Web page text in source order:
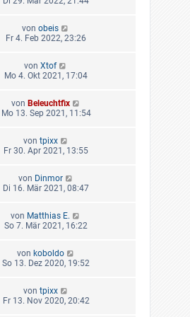
vonobeis
Fr 4. Feb 2022, 23:26
vonXtof
Mo 4. Okt 2021, 17:04
von Beleuchtfix
Mo 13. Sep 2021, 11:54
von tpixx
Fr 30. Apr 2021, 13:55
von Dinmor
Di 16. Mär 2021, 08:47
von Matthias E.
So 7. Mär 2021, 16:22
von koboldo
So 13. Dez 2020, 19:52
von tpixx
Fr 13. Nov 2020, 20:42